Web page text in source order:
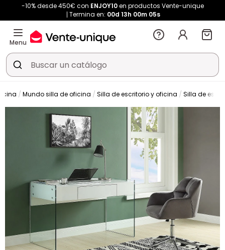
-10% desde 450€ con ENJOY10en productos Vente-unique
Termina en: 00d 13h 00m 04s
Menu
Mundo silla de oficina Silla de escritorio y oficina Silla de